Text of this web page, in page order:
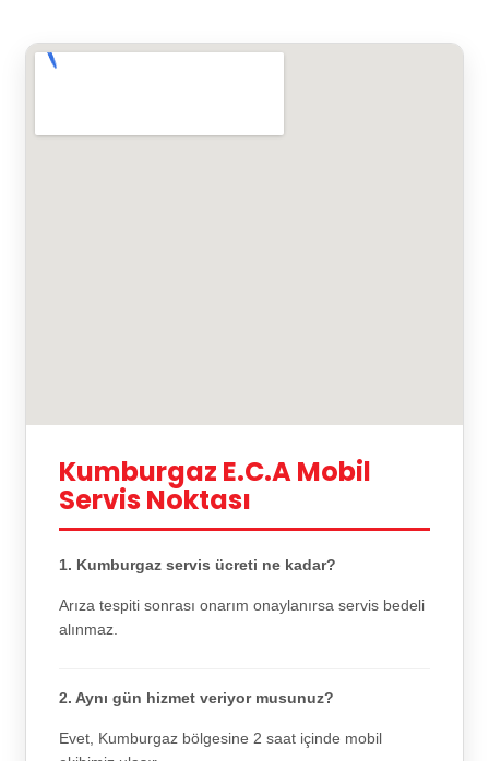
Kumburgaz E.C.A Mobil
Servis Noktası
1. Kumburgaz servis ücreti ne kadar?
Arıza tespiti sonrası onarım onaylanırsa servis bedeli
alınmaz.
2. Aynı gün hizmet veriyor musunuz?
Evet, Kumburgaz bölgesine 2 saat içinde mobil